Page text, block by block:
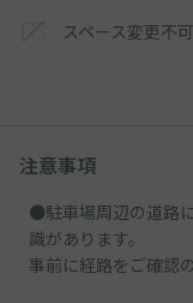
スペース変更不可
注意事項
●駐車場周辺の道路
識があります。
事前に経路をご確認